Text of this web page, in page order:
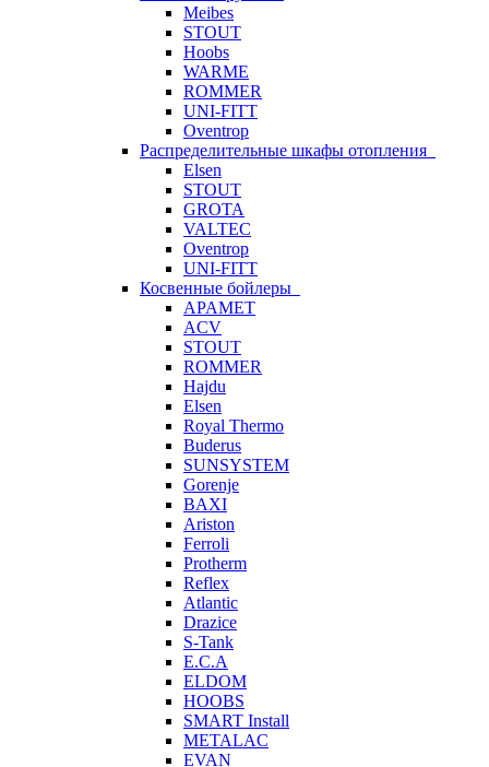
Meibes
STOUT
Hoobs
WARME
ROMMER
UNI-FITT
Oventrop
Распределительные шкафы отопления
Elsen
STOUT
GROTA
VALTEC
Oventrop
UNI-FITT
Косвенные бойлеры
APAMET
ACV
STOUT
ROMMER
Hajdu
Elsen
Royal Thermo
Buderus
SUNSYSTEM
Gorenje
BAXI
Ariston
Ferroli
Protherm
Reflex
Atlantic
Drazice
S-Tank
E.C.A
ELDOM
HOOBS
SMART Install
METALAC
EVAN